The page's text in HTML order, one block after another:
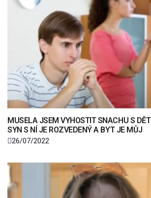
MUSELA JSEM VYHOSTIT SNACHU S
SYN S NÍ JE ROZVEDENÝ A BYT JE MŮJ
26/07/2022